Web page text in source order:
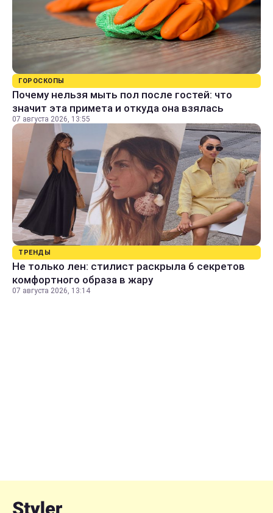
ГОРОСКОПЫ
Почему нельзя мыть пол после гостей: что
значит эта примета и откуда она взялась
07 августа 2026, 13:55
ТРЕНДЫ
Не только лен: стилист раскрыла 6 секретов
комфортного образа в жару
07 августа 2026, 13:14